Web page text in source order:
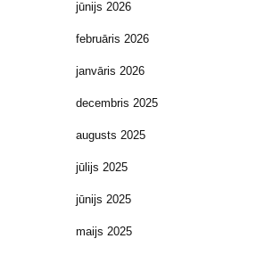
jūnijs 2026
februāris 2026
janvāris 2026
decembris 2025
augusts 2025
jūlijs 2025
jūnijs 2025
maijs 2025